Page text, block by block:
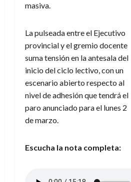
masiva.
La pulseada entre el Ejecutivo
provincial y el gremio docente
suma tensión en la antesala del
inicio del ciclo lectivo, con un
escenario abierto respecto al
nivel de adhesión que tendrá el
paro anunciado para el lunes 2
de marzo.
Escucha la nota completa: